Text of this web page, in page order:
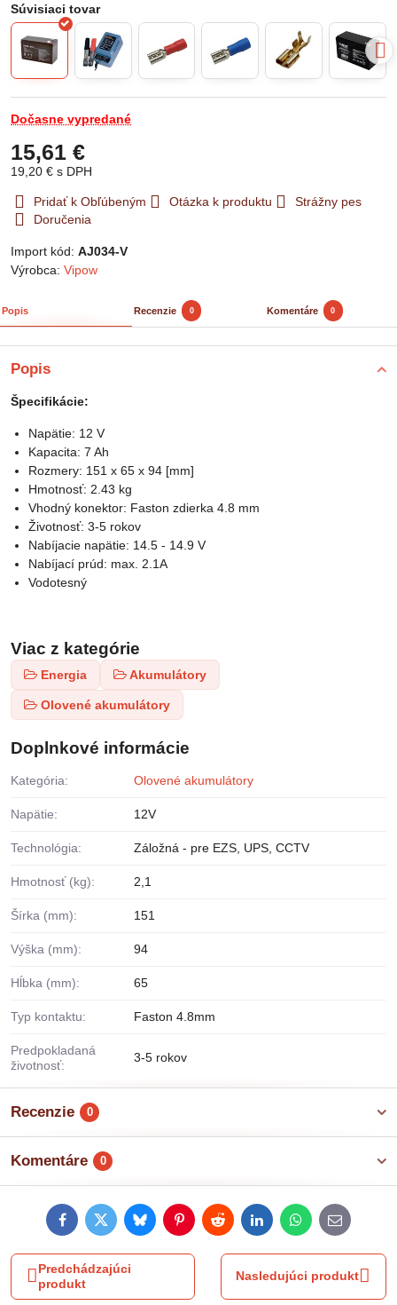
Dočasne vypredané
15,61 €
19,20 € s DPH
Pridať k Obľúbeným Otázka k produktu
Strážny pes
Doručenia
Import kód: AJ034-V
Výrobca: Vipow
Popis Recenzie 0 Komentáre 0
Popis
Špecifikácie:
Napätie: 12 V
Kapacita: 7 Ah
Rozmery: 151 x 65 x 94 [mm]
Hmotnosť: 2.43 kg
Vhodný konektor: Faston zdierka 4.8 mm
Životnosť: 3-5 rokov
Nabíjacie napätie: 14.5 - 14.9 V
Nabíjací prúd: max. 2.1A
Vodotesný
Viac z kategórie
Energia Akumulátory
Olovené akumulátory
Doplnkové informácie
Kategória: Olovené akumulátory
Napätie: 12V
Technológia: Záložná - pre EZS, UPS, CCTV
Hmotnosť (kg): 2,1
Šírka (mm): 151
Výška (mm): 94
Hĺbka (mm): 65
Typ kontaktu: Faston 4.8mm
Predpokladaná
životnosť:
3-5 rokov
Recenzie 0
Komentáre 0
FacebookTwitterBlueskyPinterestRedditLinkedInWhatsApp
E-
mail
Predchádzajúci
produkt
Nasledujúci produkt